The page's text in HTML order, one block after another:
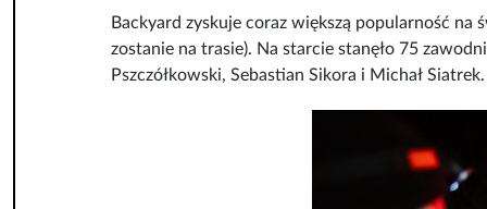
Backyard zyskuje coraz większą popularność
zostanie na trasie). Na starcie stanęło 75
Pszczółkowski, Sebastian Sikora i Michał Siatrek.